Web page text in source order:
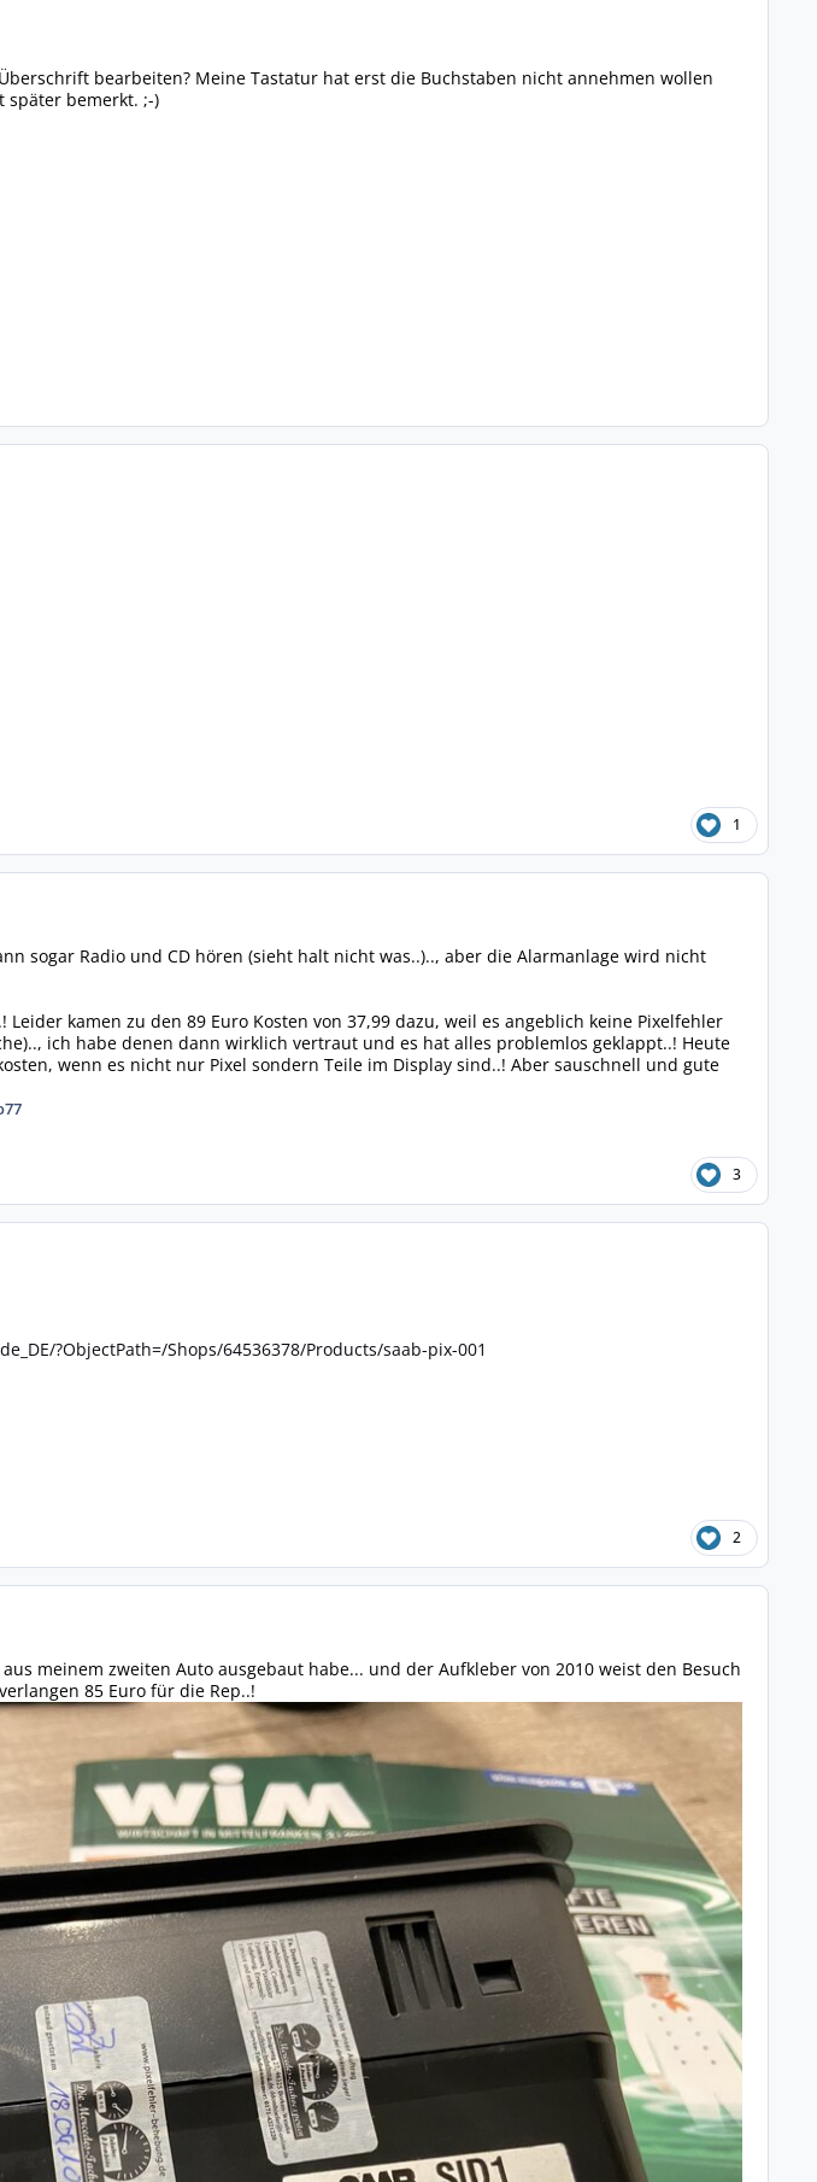
bearbeiten? Meine Tastatur hat erst die Buchstaben nicht annehmen wollen
später bemerkt. ;-)
1
sogar Radio und CD hören (sieht halt nicht was..).., aber die Alarmanlage wird nicht
kamen zu den 89 Euro Kosten von 37,99 dazu, weil es angeblich keine Pixelfehler
ich habe denen dann wirklich vertraut und es hat alles problemlos geklappt..! Heute
wenn es nicht nur Pixel sondern Teile im Display sind..! Aber sauschnell und gute
3
?ObjectPath=/Shops/64536378/Products/saab-pix-001
2
meinem zweiten Auto ausgebaut habe... und der Aufkleber von 2010 weist den Besuch
85 Euro für die Rep..!